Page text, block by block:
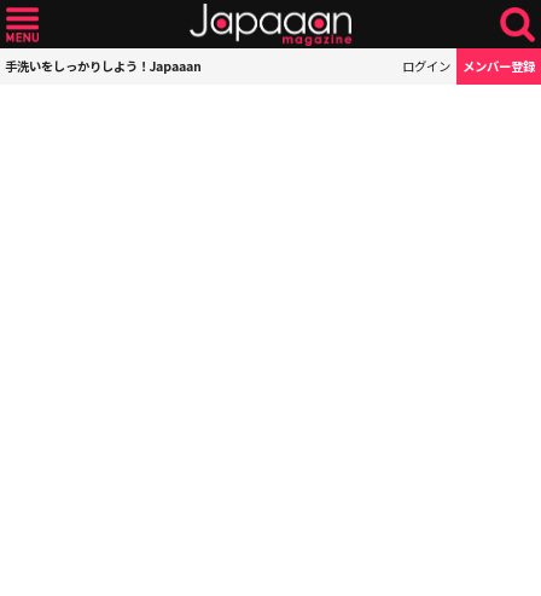
手洗いをしっかりしよう！Japaaan ログイン メンバー登録